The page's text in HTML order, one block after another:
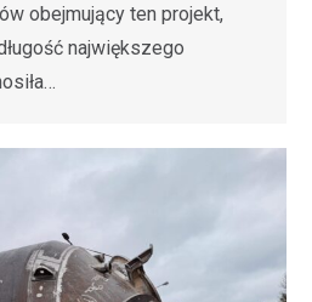
obejmujący ten projekt,
największego